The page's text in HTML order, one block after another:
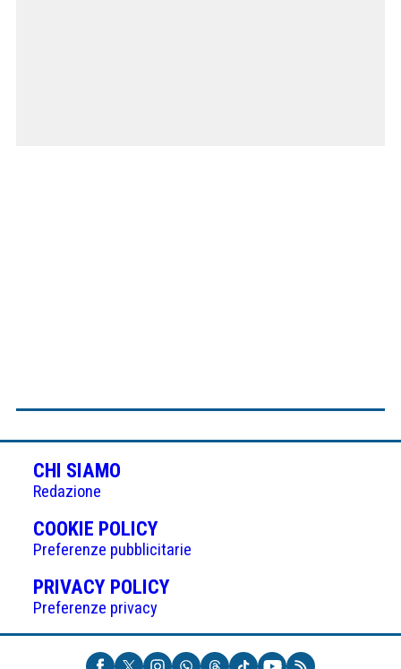
CHI SIAMO
Redazione
COOKIE POLICY(APRE
IN
UNA
NUOVA
Preferenze pubblicitarie
PRIVACY POLICY(APRE
UNA
NUOVA
Preferenze privacy